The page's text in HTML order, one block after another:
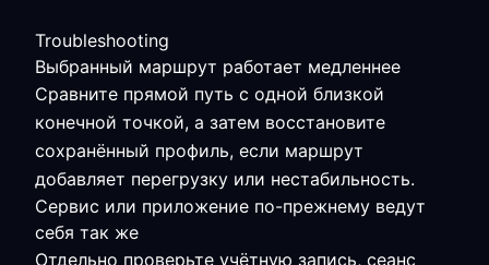
Troubleshooting
Выбранный маршрут работает медленнее
Сравните прямой путь с одной близкой
конечной точкой, а затем восстановите
сохранённый профиль, если маршрут
добавляет перегрузку или нестабильность.
Сервис или приложение по-прежнему ведут
себя так же
Отдельно проверьте учётную запись, сеанс